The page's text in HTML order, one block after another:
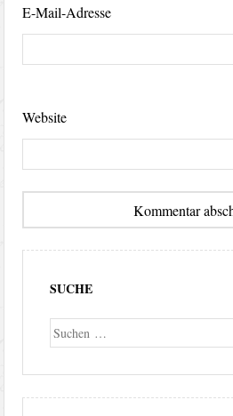
E-Mail-Adresse
Website
SUCHE
Suche